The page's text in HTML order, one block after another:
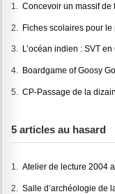
1.Concevoir un massif de
2. Fiches scolaires pour le
3. L’océan indien : SVT en
4. Boardgame of Goosy
5.CP-Passage de la
5 articles au hasard
1.Atelier de lecture 2004
2.Salle d’archéologie de